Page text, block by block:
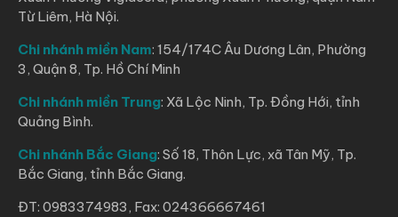
Từ Liêm, Hà Nội.
Chi nhánh miền Nam: 154/174C Âu Dương Lân, Phường
3, Quận 8, Tp. Hồ Chí Minh
Chi nhánh miền Trung: Xã Lộc Ninh, Tp. Đồng Hới, tỉnh
Quảng Bình.
Chi nhánh Bắc Giang: Số 18, Thôn Lực, xã Tân Mỹ, Tp.
Bắc Giang, tỉnh Bắc Giang.
ĐT: 0983374983, Fax: 024366667461